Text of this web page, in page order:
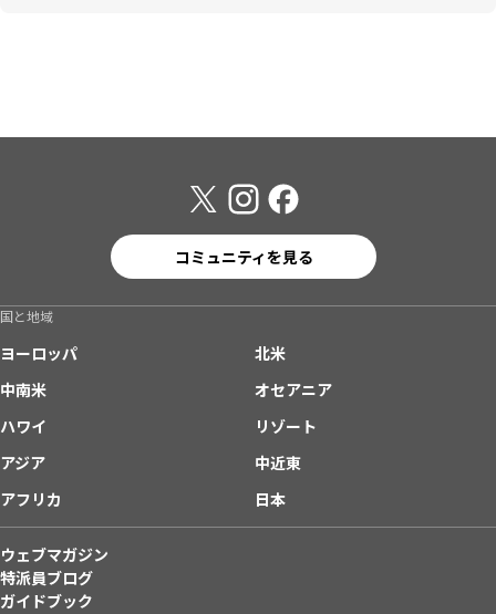
コミュニティを見る
国と地域
ヨーロッパ
北米
中南米
オセアニア
ハワイ
リゾート
アジア
中近東
アフリカ
日本
ウェブマガジン
特派員ブログ
ガイドブック